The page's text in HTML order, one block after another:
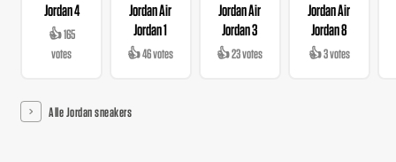
Jordan 4
👍 165
votes
Jordan Air
Jordan 1
👍 46 votes
Jordan Air
Jordan 3
👍 23 votes
Jordan Air
Jordan 8
👍 3 votes
Alle Jordan sneakers